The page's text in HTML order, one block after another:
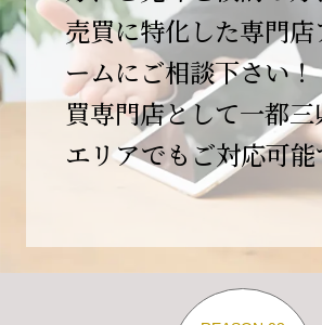
この節目を無事に迎えることができ
は、日頃よりご愛顧いただいてい
力添えをいただいている取引先の
支えてくださったすべての関係者
げであり、心より深く感謝申し上
10年という年月の中で、多くのご
ただき、今日の当社があります。
しかしながら、10周年は通過点に
る企業へと成長してまいります。
売買に特化した専門店
ームにご相談下さい
買専門店として一都
エリアでもご対応可能